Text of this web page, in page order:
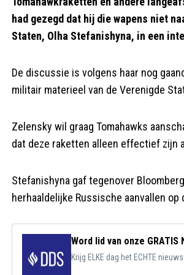
had gezegd dat hij die wapens niet
Staten, Olha Stefanishyna, in een
De discussie is volgens haar nog
militair materieel van de Verenigde
Zelensky wil graag Tomahawks
dat deze raketten alleen effectief zijn
Stefanishyna gaf tegenover
herhaaldelijke Russische aanvallen
Word lid van onze
Krijg ELKE dag het ECHTE